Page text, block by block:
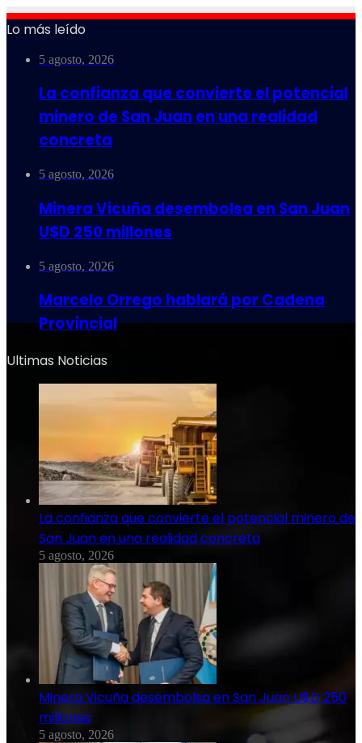
Lo más leído
5 agosto, 2026
La confianza que convierte el potencial
minero de San Juan en una realidad
concreta
5 agosto, 2026
Minera Vicuña desembolsa en San Juan
U$D 250 millones
5 agosto, 2026
Marcelo Orrego hablará por Cadena
Provincial
Ultimas Noticias
La confianza que convierte el potencial minero de
San Juan en una realidad concreta
5 agosto, 2026
Minera Vicuña desembolsa en San Juan U$D 250
millones
5 agosto, 2026